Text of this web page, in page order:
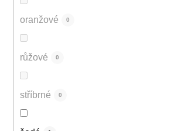
oranžové 0
růžové 0
stříbrné 0